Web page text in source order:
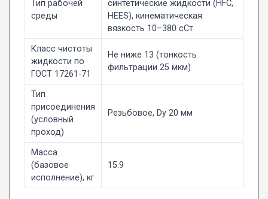
Тип рабочей
среды
синтетические жидкости (HFC,
HEES), кинематическая
вязкость 10–380 сСт
Класс чистоты
жидкости по
ГОСТ 17261-71
Не ниже 13 (тонкость
фильтрации 25 мкм)
Тип
присоединения
(условный
проход)
Резьбовое, Dy 20 мм
Масса
(базовое
исполнение), кг
15.9